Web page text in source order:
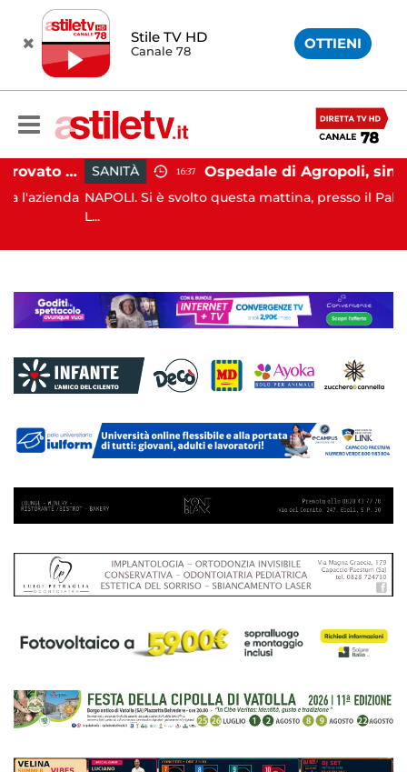
Stile TV HD
Canale 78 OTTIENI
Dramma Caliendo, trovato accordo sul risarcimento tra famiglia e "Monaldi" SANITÀ 16:37
NAPOLI. Si è svolto questa mattina, presso il Palazzo